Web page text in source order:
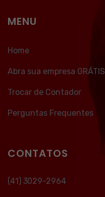
MENU
Home
Abra sua empresa GRÁTIS
Trocar de Contador
Perguntas Frequentes
CONTATOS
(41) 3029-2964